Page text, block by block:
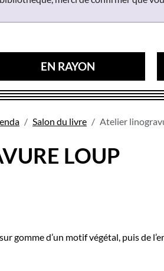
EN RAYON
Salon du livre Atelier
LOUP
gomme d’un motif végétal, puis de